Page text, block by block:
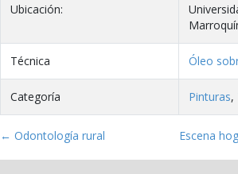
Ubicación:
Técnica Óleo
Categoría Pinturas,
← Odontología rural Escena